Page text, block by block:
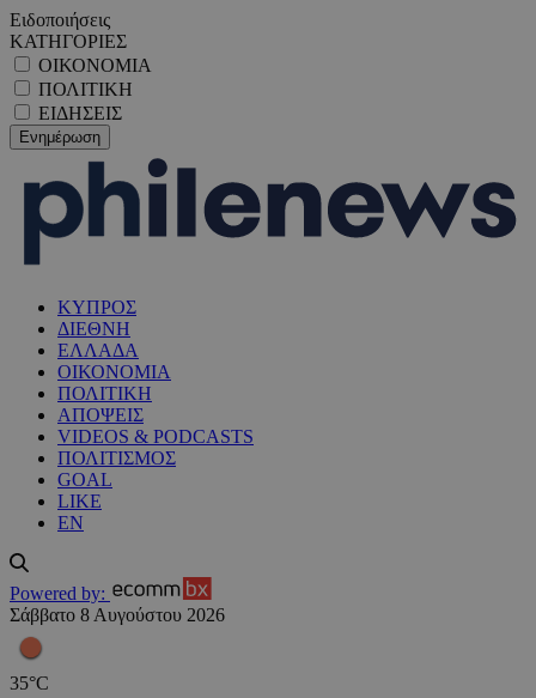
Ειδοποιήσεις
ΚΑΤΗΓΟΡΙΕΣ
ΟΙΚΟΝΟΜΙΑ
ΠΟΛΙΤΙΚΗ
ΕΙΔΗΣΕΙΣ
ΚΥΠΡΟΣ
ΔΙΕΘΝΗ
ΕΛΛΑΔΑ
ΟΙΚΟΝΟΜΙΑ
ΠΟΛΙΤΙΚΗ
ΑΠΟΨΕΙΣ
VIDEOS & PODCASTS
ΠΟΛΙΤΙΣΜΟΣ
GOAL
LIKE
EN
Powered by:
Σάββατο 8 Αυγούστου 2026
35°C